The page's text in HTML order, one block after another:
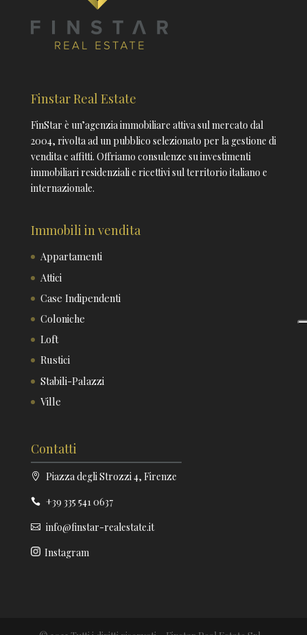
Finstar Real Estate
FinStar è un’agenzia immobiliare attiva sul mercato dal
2004, rivolta ad un pubblico selezionato per la gestione di
vendita e affitti. Offriamo consulenze su investimenti
immobiliari residenziali e ricettivi sul territorio italiano e
internazionale.
Immobili in vendita
Appartamenti
Attici
Case Indipendenti
Coloniche
Loft
Rustici
Stabili-Palazzi
Ville
Contatti
Piazza degli Strozzi 4, Firenze
+39 335 541 0637
info@finstar-realestate.it
Instagram